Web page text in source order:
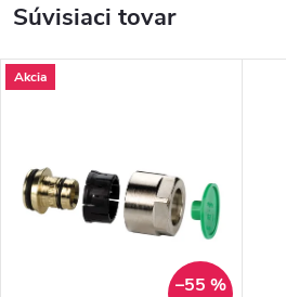
Súvisiaci tovar
Akcia
–55 %